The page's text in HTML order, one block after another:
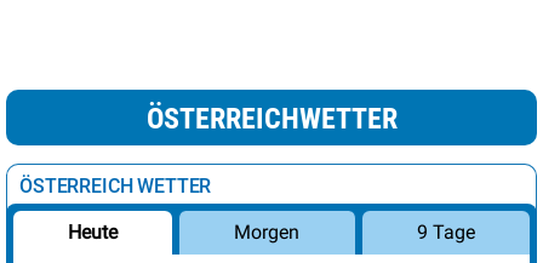
ÖSTERREICHWETTER
ÖSTERREICH WETTER
Heute Morgen 9 Tage